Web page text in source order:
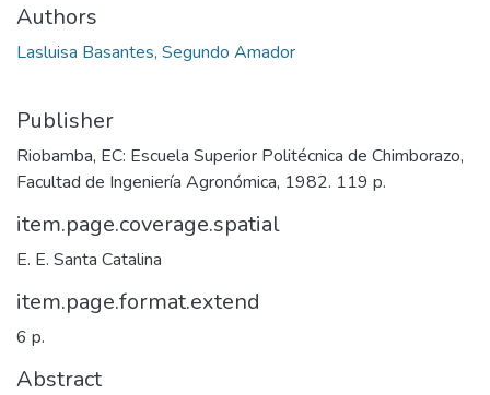
Authors
Lasluisa Basantes, Segundo Amador
Publisher
Riobamba, EC: Escuela Superior Politécnica de Chimborazo,
Facultad de Ingeniería Agronómica, 1982. 119 p.
item.page.coverage.spatial
E. E. Santa Catalina
item.page.format.extend
6 p.
Abstract